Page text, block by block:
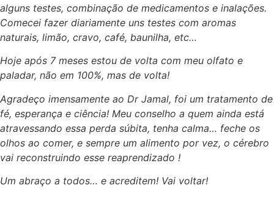
alguns testes, combinação de medicamentos e inalações.
Comecei fazer diariamente uns testes com aromas
naturais, limão, cravo, café, baunilha, etc…
Hoje após 7 meses estou de volta com meu olfato e
paladar, não em 100%, mas de volta!
Agradeço imensamente ao Dr Jamal, foi um tratamento de
fé, esperança e ciência! Meu conselho a quem ainda está
atravessando essa perda súbita, tenha calma… feche os
olhos ao comer, e sempre um alimento por vez, o cérebro
vai reconstruindo esse reaprendizado !
Um abraço a todos… e acreditem! Vai voltar!